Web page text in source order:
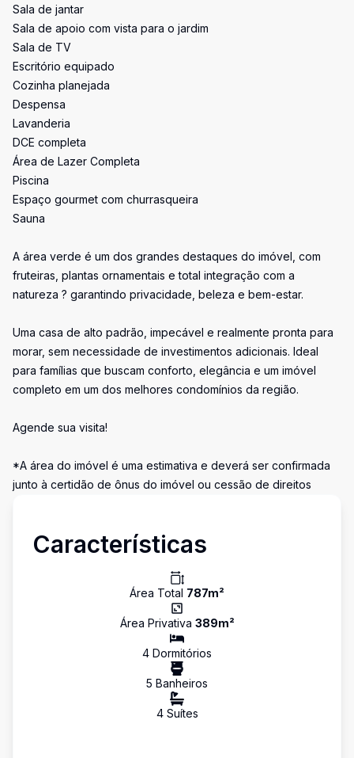
Sala de jantar
Sala de apoio com vista para o jardim
Sala de TV
Escritório equipado
Cozinha planejada
Despensa
Lavanderia
DCE completa
Área de Lazer Completa
Piscina
Espaço gourmet com churrasqueira
Sauna
A área verde é um dos grandes destaques do imóvel, com
fruteiras, plantas ornamentais e total integração com a
natureza ? garantindo privacidade, beleza e bem-estar.
Uma casa de alto padrão, impecável e realmente pronta para
morar, sem necessidade de investimentos adicionais. Ideal
para famílias que buscam conforto, elegância e um imóvel
completo em um dos melhores condomínios da região.
Agende sua visita!
*A área do imóvel é uma estimativa e deverá ser confirmada
junto à certidão de ônus do imóvel ou cessão de direitos
Características
Área Total 787m²
Área Privativa 389m²
4 Dormitórios
5 Banheiros
4Suítes